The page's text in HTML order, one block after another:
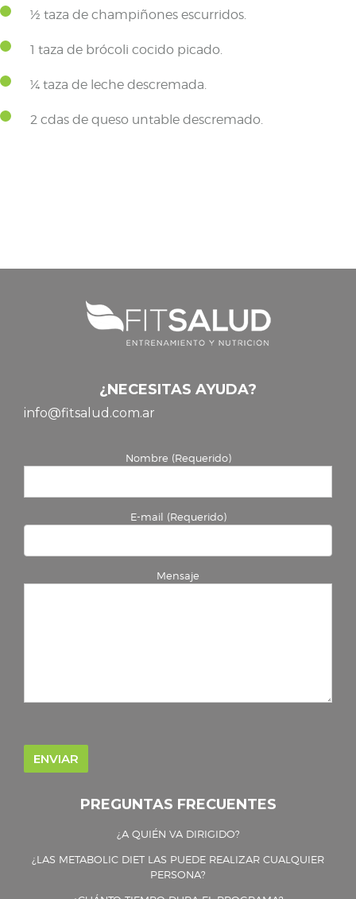
½ taza de champiñones escurridos.
1 taza de brócoli cocido picado.
¼ taza de leche descremada.
2 cdas de queso untable descremado.
¿NECESITAS AYUDA?
info@fitsalud.com.ar
Nombre (Requerido)
E-mail (Requerido)
Mensaje
PREGUNTAS FRECUENTES
¿A QUIÉN VA DIRIGIDO?
¿LAS METABOLIC DIET LAS PUEDE REALIZAR CUALQUIER
PERSONA?